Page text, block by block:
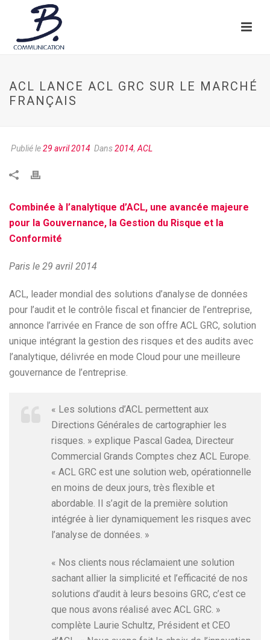
ACL LANCE ACL GRC SUR LE MARCHÉ
FRANÇAIS
Publié le29 avril 2014 Dans2014, ACL
Combinée à l’analytique d’ACL, une avancée majeure
pour la Gouvernance, la Gestion du Risque et la
Conformité
Paris le 29 avril 2014
ACL, leader mondial des solutions d’analyse de données
pour l’audit et le contrôle fiscal et financier de l’entreprise,
annonce l’arrivée en France de son offre ACL GRC, solution
unique intégrant la gestion des risques et des audits avec
l’analytique, délivrée en mode Cloud pour une meilleure
gouvernance de l’entreprise.
« Les solutions d’ACL permettent aux
Directions Générales de cartographier les
risques. » explique Pascal Gadea, Directeur
Commercial Grands Comptes chez ACL Europe.
« ACL GRC est une solution web, opérationnelle
en moins de deux jours, très flexible et
abordable. Il s’agit de la première solution
intégrée à lier dynamiquement les risques avec
l’analyse de données. »
« Nos clients nous réclamaient une solution
sachant allier la simplicité et l’efficacité de nos
solutions d’audit à leurs besoins GRC, c’est ce
que nous avons réalisé avec ACL GRC. »
complète Laurie Schultz, Président et CEO